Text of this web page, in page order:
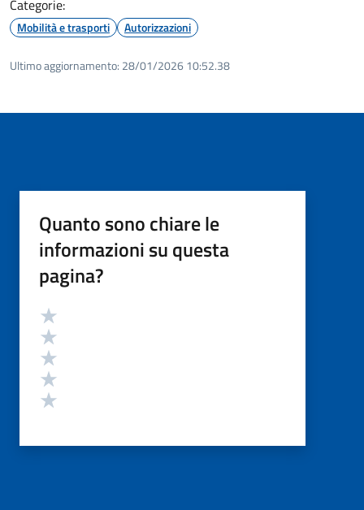
Categorie:
Mobilità e trasporti Autorizzazioni
Ultimo aggiornamento: 28/01/2026 10:52.38
Quanto sono chiare le
informazioni su questa
pagina?
Valutazione